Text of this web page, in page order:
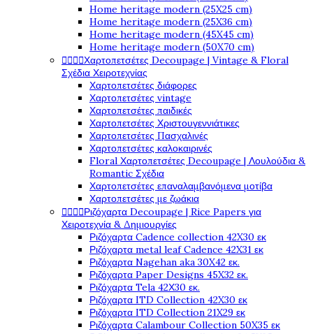
Home heritage modern (25X25 cm)
Home heritage modern (25X36 cm)
Home heritage modern (45X45 cm)
Home heritage modern (50X70 cm)
Χαρτοπετσέτες Decoupage | Vintage & Floral
Σχέδια Χειροτεχνίας
Χαρτοπετσέτες διάφορες
Χαρτοπετσέτες vintage
Χαρτοπετσέτες παιδικές
Χαρτοπετσέτες Χριστουγεννιάτικες
Χαρτοπετσέτες Πασχαλινές
Χαρτοπετσέτες καλοκαιρινές
Floral Χαρτοπετσέτες Decoupage | Λουλούδια &
Romantic Σχέδια
Χαρτοπετσέτες επαναλαμβανόμενα μοτίβα
Χαρτοπετσέτες με ζωάκια
Ριζόχαρτα Decoupage | Rice Papers για
Χειροτεχνία & Δημιουργίες
Ριζόχαρτα Cadence collection 42X30 εκ
Ριζόχαρτα metal leaf Cadence 42X31 εκ
Ριζόχαρτα Nagehan aka 30X42 εκ.
Ριζόχαρτα Paper Designs 45X32 εκ.
Ριζόχαρτα Tela 42Χ30 εκ.
Ριζόχαρτα ITD Collection 42X30 εκ
Ριζόχαρτα ITD Collection 21X29 εκ
Ριζόχαρτα Calambour Collection 50X35 εκ